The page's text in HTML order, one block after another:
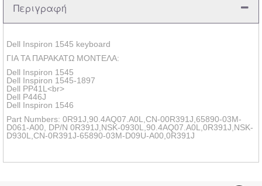
Περιγραφή
Dell Inspiron 1545 keyboard
ΓΙΑ ΤΑ ΠΑΡΑΚΑΤΩ ΜΟΝΤΕΛΑ:
Dell Inspiron 1545
Dell Inspiron 1545-1897
Dell PP41L<br>
Dell P446J
Dell Inspiron 1546
Part Numbers: 0R91J,90.4AQ07.A0L,CN-00R391J,65890-03M-
D061-A00, DP/N 0R391J,NSK-0930L,90.4AQ07.A0L,0R391J,NSK-
D930L,CN-0R391J-65890-03M-D09U-A00,0R391J